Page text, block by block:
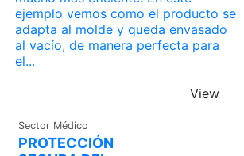
ejemplo vemos como el producto se
adapta al molde y queda envasado
al vacío, de manera perfecta para
el...
View
Sector Médico
PROTECCIÓN